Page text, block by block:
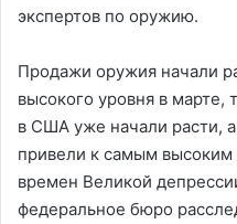
экспертов по оружию.
Продажи оружия начали
высокого уровня в марте,
в США уже начали расти,
привели к самым
времен Великой
федеральное бюро